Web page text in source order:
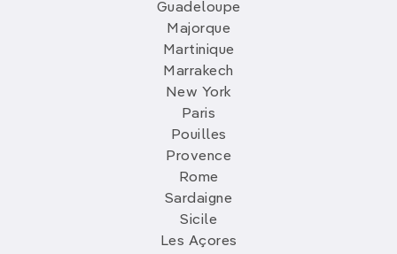
Guadeloupe
Majorque
Martinique
Marrakech
New York
Paris
Pouilles
Provence
Rome
Sardaigne
Sicile
Les Açores